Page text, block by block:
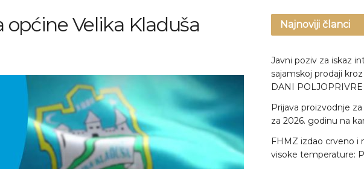
Velika Kladuša Najnoviji članci
Javni poziv za iskaz
sajamskoj prodaji
DANI
Prijava proizvodnje
za 2026. godinu na
FHMZ izdao crveno i
visoke temperature: